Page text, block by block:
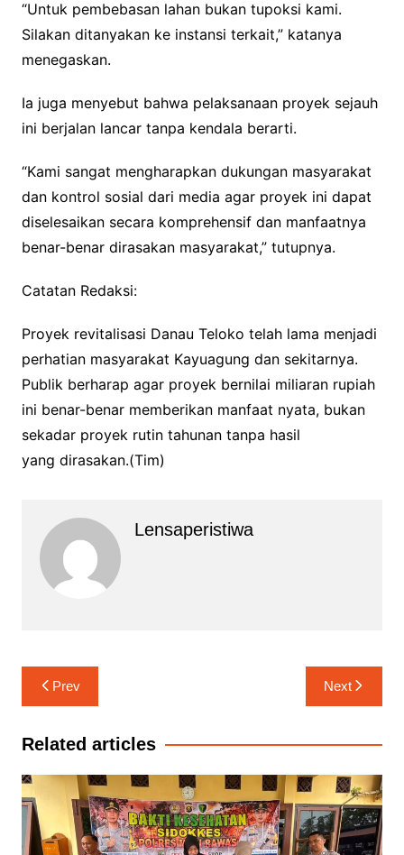
“Untuk pembebasan lahan bukan tupoksi kami.
Silakan ditanyakan ke instansi terkait,” katanya
menegaskan.
Ia juga menyebut bahwa pelaksanaan proyek sejauh
ini berjalan lancar tanpa kendala berarti.
“Kami sangat mengharapkan dukungan masyarakat
dan kontrol sosial dari media agar proyek ini dapat
diselesaikan secara komprehensif dan manfaatnya
benar-benar dirasakan masyarakat,” tutupnya.
Catatan Redaksi:
Proyek revitalisasi Danau Teloko telah lama menjadi
perhatian masyarakat Kayuagung dan sekitarnya.
Publik berharap agar proyek bernilai miliaran rupiah
ini benar-benar memberikan manfaat nyata, bukan
sekadar proyek rutin tahunan tanpa hasil
yang dirasakan.(Tim)
Lensaperistiwa
Navigasi
pos
Prev Next
Related articles